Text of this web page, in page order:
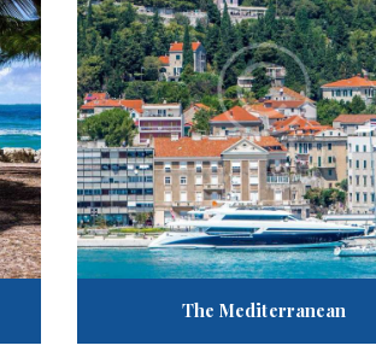
The Mediterranean